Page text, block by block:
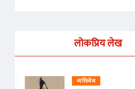
लोकप्रिय लेख
व्यक्तिवेध